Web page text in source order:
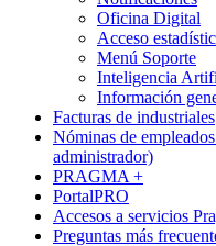
Oficina Digital
Acceso
Menú Soporte
Inteligencia
Información
Facturas de industriales
Nóminas de
administrador)
PRAGMA +
PortalPRO
Accesos a servicios
Preguntas más